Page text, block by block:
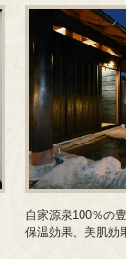
自家源泉100％の
保温効果、美肌効